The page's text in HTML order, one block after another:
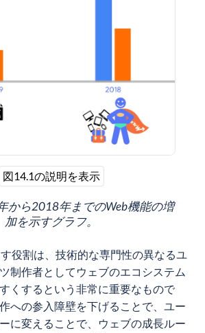
図14.1の説明を表示
から2018年までのWeb機能の増
加を示すグラフ。
役割は、技術的な専門性の異なるユ
制作者としてウェブのエコシステム
くするという非常に重要なもので
への参入障壁を下げることで、ユー
に変えることで、ウェブの成長ルー